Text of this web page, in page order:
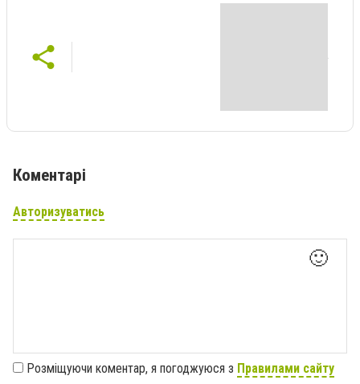
Коментарі
Авторизуватись
🙂
Розміщуючи коментар, я погоджуюся з Правилами сайту